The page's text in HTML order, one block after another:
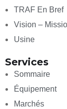
TRAF En Bref
Vision –
Usine
Services
Sommaire
Équipement
Marchés